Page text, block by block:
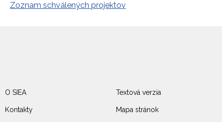
Zoznam schválených projektov
O SIEA
Kontakty
Textová verzia
Mapa stránok